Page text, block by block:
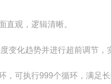
直观，逻辑清晰。
变化趋势并进行超前调节，
可执行999个循环，满足长